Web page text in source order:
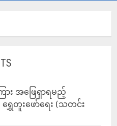
ား အဖြေရှာရမည့်
ရွှေတူးဖော်ရေး (သတင်း